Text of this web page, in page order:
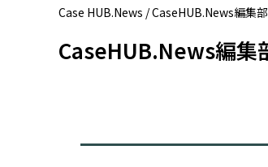
Case HUB.News /CaseHUB.News編集部
CaseHUB.News編集